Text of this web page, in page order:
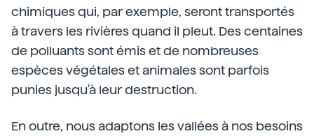
chimiques qui, par exemple, seront transportés
à travers les rivières quand il pleut. Des centaines
de polluants sont émis et de nombreuses
espèces végétales et animales sont parfois
punies jusqu'à leur destruction.
En outre, nous adaptons les vallées à nos besoins